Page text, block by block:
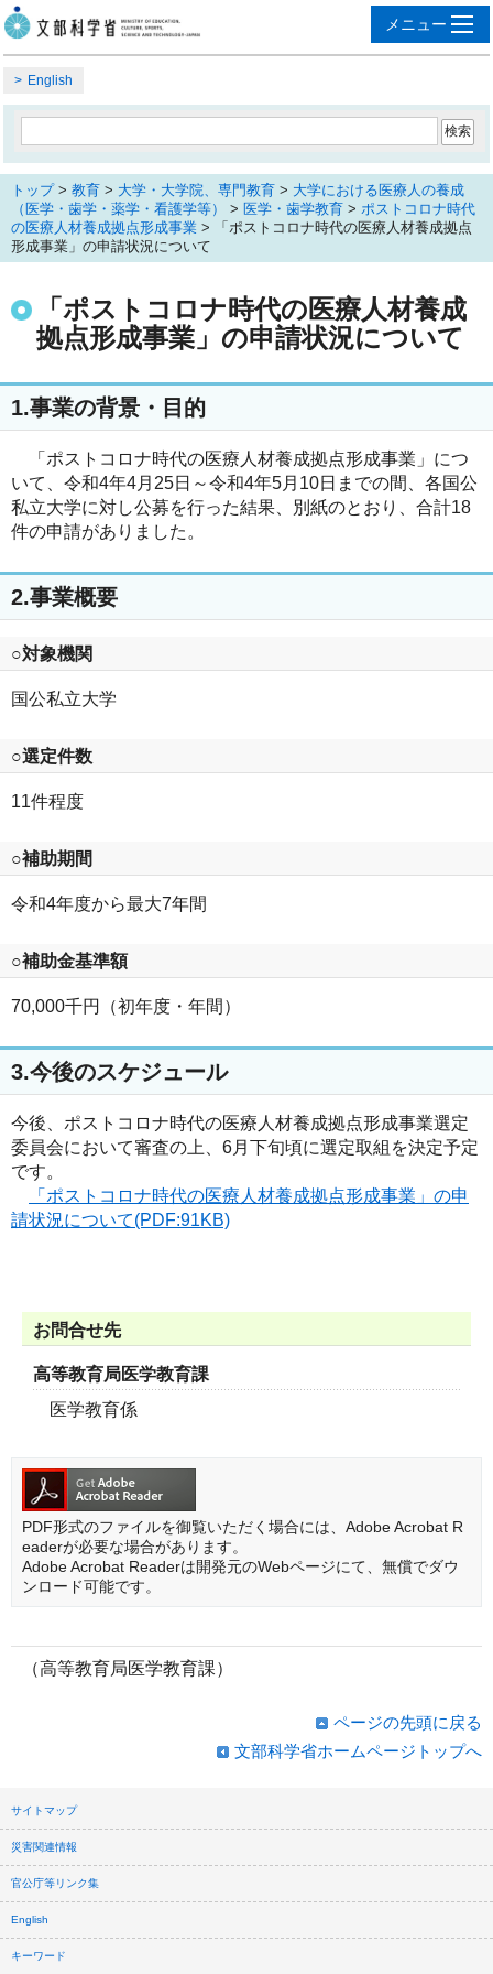
English
トップ> 教育 > 大学・大学院、専門教育 > 大学における医療人の養成
（医学・歯学・薬学・看護学等）
> 医学・歯学教育 > ポストコロナ時代
の医療人材養成拠点形成事業 > 「ポストコロナ時代の医療人材養成拠点
形成事業」の申請状況について
「ポストコロナ時代の医療人材養成
拠点形成事業」の申請状況について
1.事業の背景・目的
「ポストコロナ時代の医療人材養成拠点形成事業」につ
いて、 令和4年4月25日～令和4年5月10日までの間、各国公
私立大学に対し公募を行った結果、別紙のとおり、合計18
件の申請がありました。
2.事業概要
○対象機関
国公私立大学
○選定件数
11件程度
○補助期間
令和4年度から最大7年間
○補助金基準額
70,000千円（初年度・年間）
3.今後のスケジュール
今後、ポストコロナ時代の医療人材養成拠点形成事業選定
委員会において審査の上、6月下旬頃に選定取組を決定予定
です。
「ポストコロナ時代の医療人材養成拠点形成事業」の申
請状況について(PDF:91KB)
お問合せ先
高等教育局医学教育課
医学教育係
PDF形式のファイルを御覧いただく場合には、Adobe Acrobat R
eaderが必要な場合があります。
Adobe Acrobat Readerは開発元のWebページにて、無償でダウ
ンロード可能です。
（高等教育局医学教育課）
ページの先頭に戻る
文部科学省ホームページトップへ
サイトマップ
災害関連情報
官公庁等リンク集
English
キーワード